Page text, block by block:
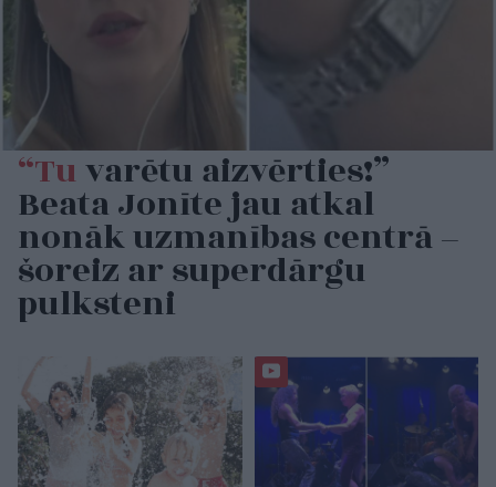
“Tuvarētu aizvērties!”
Beata Jonīte jau atkal
nonāk uzmanības centrā –
šoreiz ar superdārgu
pulksteni